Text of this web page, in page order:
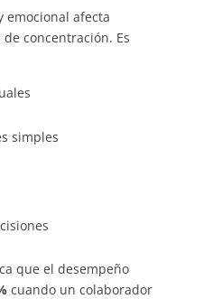
emocional afecta
concentración. Es
simples
que el desempeño
cuando un colaborador